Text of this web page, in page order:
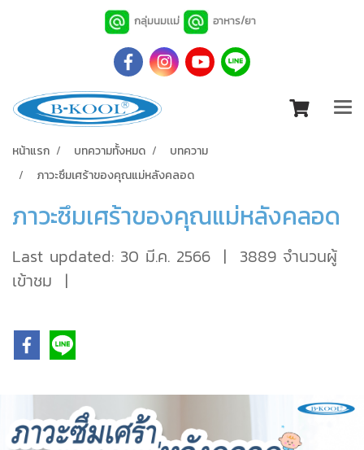
กลุ่มนมเเม่ อาหาร/ยา
หน้าแรก บทความทั้งหมด
บทความ
ภาวะซึมเศร้าของคุณแม่หลังคลอด
ภาวะซึมเศร้าของคุณแม่หลังคลอด
Last updated: 30 มี.ค. 2566 | 3889 จำนวนผู้
เข้าชม |